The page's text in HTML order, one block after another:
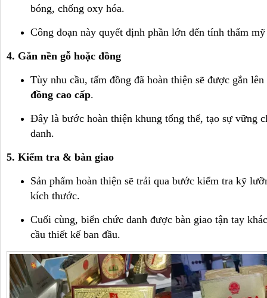
bóng, chống oxy hóa.
Công đoạn này quyết định phần lớn đến tính thẩm
4. Gắn nền gỗ hoặc đồng
Tùy nhu cầu, tấm đồng đã hoàn thiện sẽ được gắn lên
đồng cao cấp.
Đây là bước hoàn thiện khung tổng thể, tạo sự vững
danh.
5. Kiểm tra & bàn giao
Sản phẩm hoàn thiện sẽ trải qua bước kiểm tra kỹ
kích thước.
Cuối cùng, biển chức danh được bàn giao tận tay
cầu thiết kế ban đầu.